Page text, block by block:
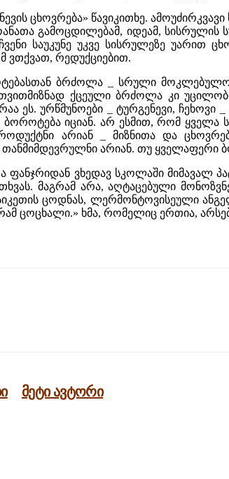
ცხოვრება» წავიკითხე.
გამოცდილებამ, იდეამ, სისრულის
საუკუნე უკვე სისრულეზე უარით
ვთქვათ, რედუქციებით.
ბრძოლა _ სრული
ქცეული ბრძოლა კი
ეს. ურწმუნოები _ ტურგენევი, ჩეხოვი
იციან. არ ესმით, რომ ყველა
არიან _ მიზნითა და
არიან. თუ ყველაფერი
ფანჯრიდან ვხედავ სკოლაში მიმავალ
მაგრამ არა, აღტაცებული
ცოდნას, ლერმონტოვისეული
ცოცხალი.» ხმა, რომელიც ერთია,
მეტი ავტორი